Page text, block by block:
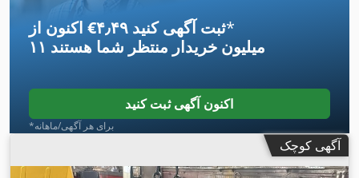
اکنون از ‎€۴٫۴۹ ثبت آگهی کنید*
۱۱ میلیون خریدار منتظر شما هستند
اکنون آگهی ثبت کنید
*برای هر آگهی/ماهانه
آگهی کوچک